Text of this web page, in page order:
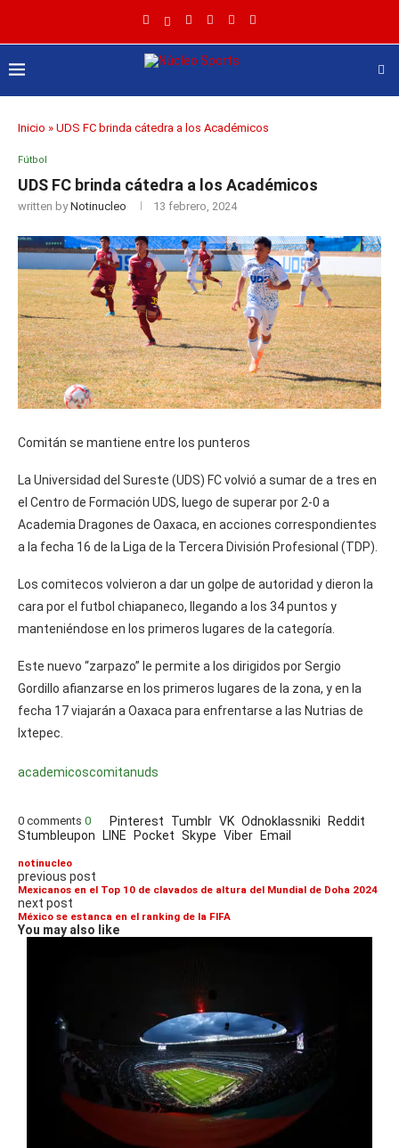
Inicio » UDS FC brinda cátedra a los Académicos
Fútbol
UDS FC brinda cátedra a los Académicos
written byNotinucleo 13 febrero, 2024
Comitán se mantiene entre los punteros
La Universidad del Sureste (UDS) FC volvió a sumar de a tres en
el Centro de Formación UDS, luego de superar por 2-0 a
Academia Dragones de Oaxaca, en acciones correspondientes
a la fecha 16 de la Liga de la Tercera División Profesional (TDP).
Los comitecos volvieron a dar un golpe de autoridad y dieron la
cara por el futbol chiapaneco, llegando a los 34 puntos y
manteniéndose en los primeros lugares de la categoría.
Este nuevo “zarpazo” le permite a los dirigidos por Sergio
Gordillo afianzarse en los primeros lugares de la zona, y en la
fecha 17 viajarán a Oaxaca para enfrentarse a las Nutrias de
Ixtepec.
academicoscomitanuds
0 comments 0 Pinterest Tumblr VK Odnoklassniki Reddit
Stumbleupon LINE Pocket Skype Viber Email
notinucleo
previous post
Mexicanos en el Top 10 de clavados de altura del Mundial de Doha 2024
next post
México se estanca en el ranking de la FIFA
You may also like